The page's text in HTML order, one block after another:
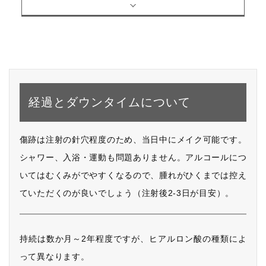
経過とダウンタイムについて
傷跡は注射の針穴程度のため、当日中にメイク可能です。
シャワー、入浴・運動も問題ありません。アルコールにつ
いてはむくみがでやすくなるので、腫れがひくまでは控え
ていただくのが良いでしょう（注射後2-3日が目安）。
持続は数か月～2年程度ですが、ヒアルロン酸の種類によ
って異なります。